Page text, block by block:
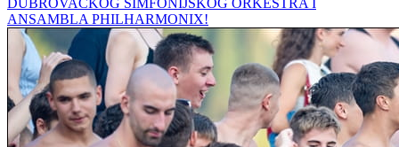
ANSAMBLA PHILHARMONIX!